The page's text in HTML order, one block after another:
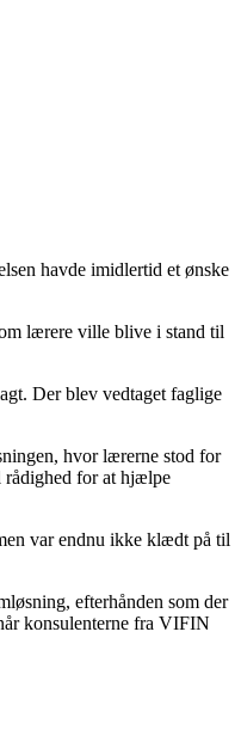
havde imidlertid et ønske
lærere ville blive i stand til
Der blev vedtaget faglige
hvor lærerne stod for
rådighed for at hjælpe
var endnu ikke klædt på til
efterhånden som der
konsulenterne fra VIFIN